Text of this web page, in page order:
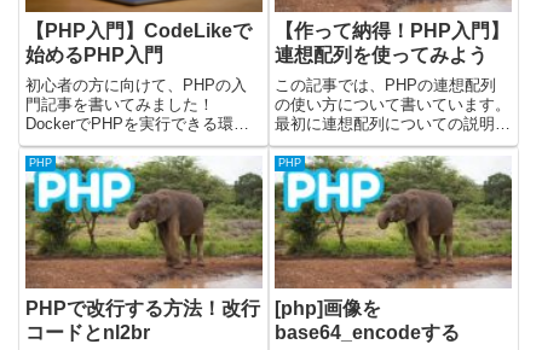
【PHP入門】CodeLikeで
始めるPHP入門
初心者の方に向けて、PHPの入
門記事を書いてみました！
DockerでPHPを実行できる環境
を作って学習を進めていきます。
Dockerじゃなくても既にPHPの
実行環境がある場合は、それぞれ
の記事で作成してるものをドキュ
メントルート(公開ディレ...
【作って納得！PHP入門】
連想配列を使ってみよう
この記事では、PHPの連想配列
の使い方について書いています。
最初に連想配列についての説明を
します。その後に、実際に簡単な
プログラムを作成して、連想配列
について学んでいきます。前回は
配列について記載しました。■こ
の記事の目標（作るもの）につ
い...
PHP
PHPで改行する方法！改行
コードとnl2br
PHP
[php]画像を
base64_encodeする